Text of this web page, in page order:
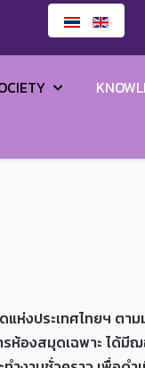
ห่งประเทศไทยฯ ต
ห้องสมุดเฉพาะ ได้มี